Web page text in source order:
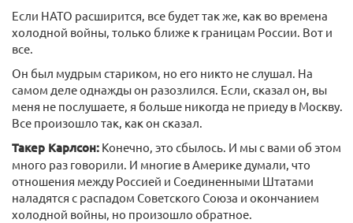
Если НАТО расширится, все будет так же, как во времена
холодной войны, только ближе к границам России. Вот и
все.
Он был мудрым стариком, но его никто не слушал. На
самом деле однажды он разозлился. Если, сказал он, вы
меня не послушаете, я больше никогда не приеду в Москву.
Все произошло так, как он сказал.
Такер Карлсон: Конечно, это сбылось. И мы с вами об этом
много раз говорили. И многие в Америке думали, что
отношения между Россией и Соединенными Штатами
наладятся с распадом Советского Союза и окончанием
холодной войны, но произошло обратное.